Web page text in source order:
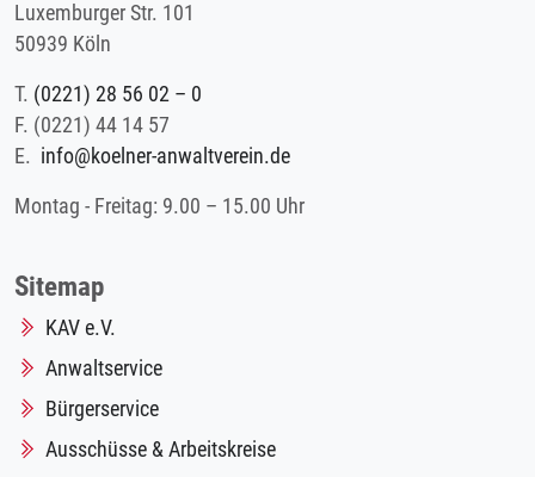
Luxemburger Str. 101
50939 Köln
T. (0221) 28 56 02 – 0
F. (0221) 44 14 57
E. info@koelner-anwaltverein.de
Montag - Freitag: 9.00 – 15.00 Uhr
Sitemap
KAV e.V.
Anwaltservice
Bürgerservice
Ausschüsse & Arbeitskreise